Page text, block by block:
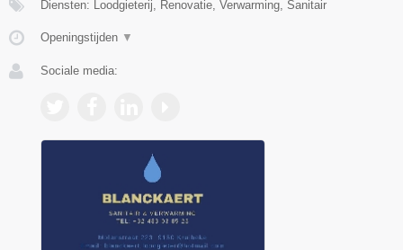
Diensten: Loodgieterij, Renovatie, Verwarming, Sanitair
Openingstijden ▼
Sociale media: